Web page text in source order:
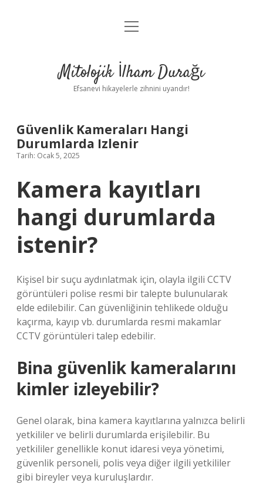
Anasayfa
Yasal Uyarı
menüyü
Mitolojik İlham Durağı
Efsanevi hikayelerle zihnini uyandır!
Güvenlik Kameraları Hangi
Durumlarda Izlenir
Tarih: Ocak 5, 2025
Kamera kayıtları
hangi durumlarda
istenir?
Kişisel bir suçu aydınlatmak için, olayla ilgili CCTV
görüntüleri polise resmi bir talepte bulunularak
elde edilebilir. Can güvenliğinin tehlikede olduğu
kaçırma, kayıp vb. durumlarda resmi makamlar
CCTV görüntüleri talep edebilir.
Bina güvenlik kameralarını
kimler izleyebilir?
Genel olarak, bina kamera kayıtlarına yalnızca belirli
yetkililer ve belirli durumlarda erişilebilir. Bu
yetkililer genellikle konut idaresi veya yönetimi,
güvenlik personeli, polis veya diğer ilgili yetkililer
gibi bireyler veya kuruluşlardır.